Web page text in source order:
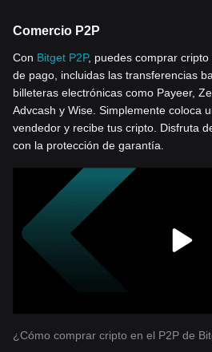
Comercio P2P
Con Bitget P2P, puedes comprar
de pago, incluidas las transferencias
billeteras electrónicas como Payeer,
Advcash y Wise. Simplemente coloca
vendedor y recibe tus cripto. Disfruta
con la protección de garantía.
¿Cómo comprar cripto en el P2P de